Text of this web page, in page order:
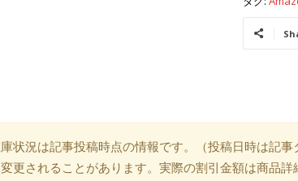
状況は記事投稿時点の情報です。（投稿日時は記
更されることがあります。実際の割引金額は商品詳